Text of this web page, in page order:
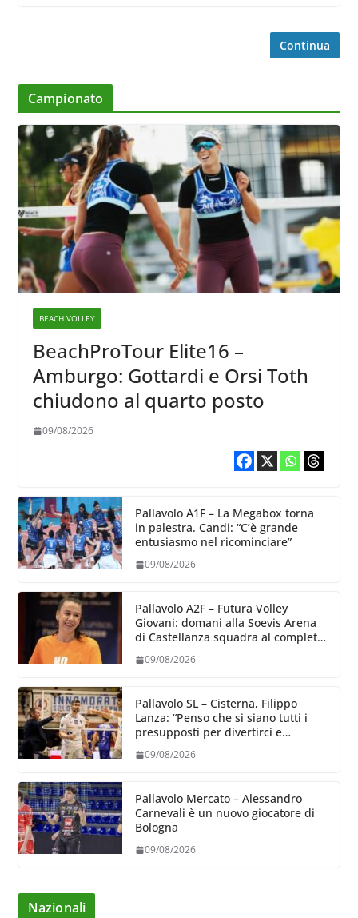
Continua
Campionato
BEACH VOLLEY
BeachProTour Elite16 –
Amburgo: Gottardi e Orsi Toth
chiudono al quarto posto
09/08/2026
Pallavolo A1F – La Megabox torna
in palestra. Candi: “C’è grande
entusiasmo nel ricominciare”
09/08/2026
Pallavolo A2F – Futura Volley
Giovani: domani alla Soevis Arena
di Castellanza squadra al completo
09/08/2026
Pallavolo SL – Cisterna, Filippo
Lanza: “Penso che si siano tutti i
presupposti per divertirci e
sappia divertire”
09/08/2026
Pallavolo Mercato – Alessandro
Carnevali è un nuovo giocatore di
Bologna
09/08/2026
Nazionali